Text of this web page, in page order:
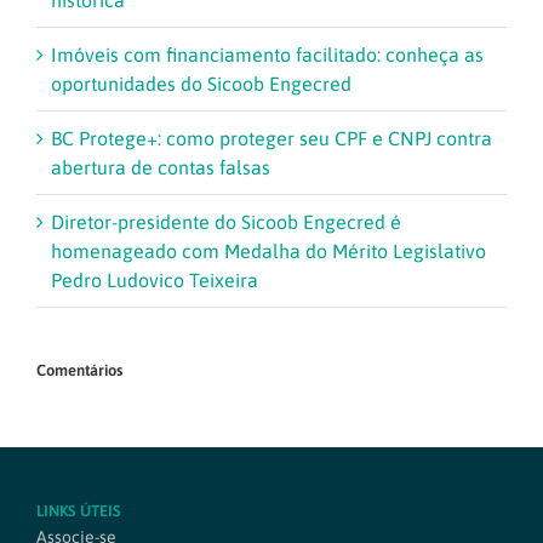
Imóveis com financiamento facilitado: conheça as
oportunidades do Sicoob Engecred
BC Protege+: como proteger seu CPF e CNPJ contra
abertura de contas falsas
Diretor-presidente do Sicoob Engecred é
homenageado com Medalha do Mérito Legislativo
Pedro Ludovico Teixeira
Comentários
LINKS ÚTEIS
Associe-se